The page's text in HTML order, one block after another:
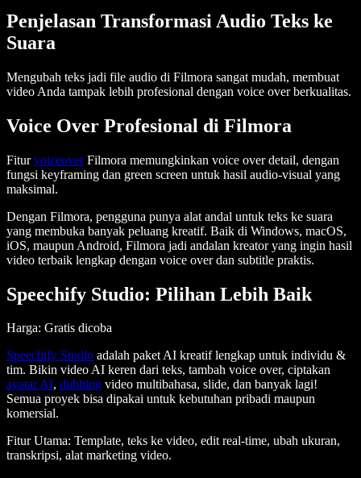
Penjelasan Transformasi Audio Teks ke
Suara
Mengubah teks jadi file audio di Filmora sangat mudah, membuat
video Anda tampak lebih profesional dengan voice over berkualitas.
Voice Over Profesional di Filmora
FiturvoiceoverFilmora memungkinkan voice over detail, dengan
fungsi keyframing dan green screen untuk hasil audio-visual yang
maksimal.
Dengan Filmora, pengguna punya alat andal untuk teks ke suara
yang membuka banyak peluang kreatif. Baik di Windows, macOS,
iOS, maupun Android, Filmora jadi andalan kreator yang ingin hasil
video terbaik lengkap dengan voice over dan subtitle praktis.
Speechify Studio: Pilihan Lebih Baik
Harga: Gratis dicoba
Speechify Studio adalah paket AI kreatif lengkap untuk individu &
tim. Bikin video AI keren dari teks, tambah voice over, ciptakan
avatar AI, dubbing video multibahasa, slide, dan banyak lagi!
Semua proyek bisa dipakai untuk kebutuhan pribadi maupun
komersial.
Fitur Utama: Template, teks ke video, edit real-time, ubah ukuran,
transkripsi, alat marketing video.